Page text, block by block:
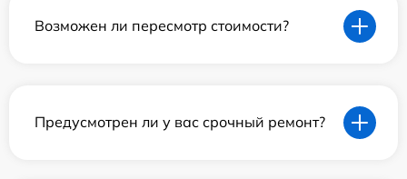
Возможен ли пересмотр стоимости?
Предусмотрен ли у вас срочный ремонт?